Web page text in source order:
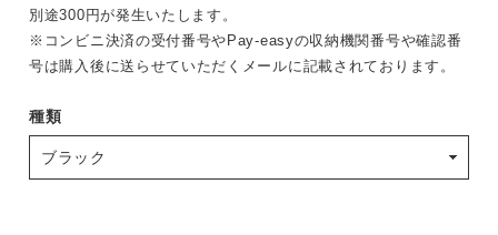
別途300円が発生いたします。
※コンビニ決済の受付番号やPay-easyの収納機関番号や確認番
号は購入後に送らせていただくメールに記載されております。
種類